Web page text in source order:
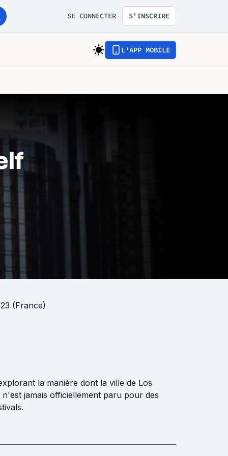
SE CONNECTER S'INSCRIRE
L'APP MOBILE
(France)
la manière dont la ville de Los
jamais officiellement paru pour des